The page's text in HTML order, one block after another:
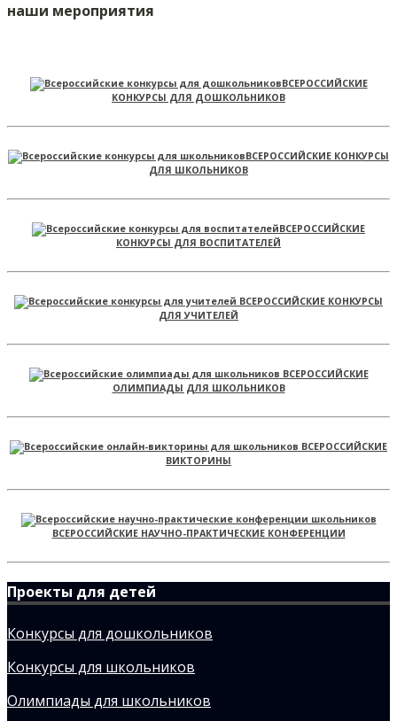
наши мероприятия
ВСЕРОССИЙСКИЕ
КОНКУРСЫ ДЛЯ ДОШКОЛЬНИКОВ
ВСЕРОССИЙСКИЕ КОНКУРСЫ
ДЛЯ ШКОЛЬНИКОВ
ВСЕРОССИЙСКИЕ
КОНКУРСЫ ДЛЯ ВОСПИТАТЕЛЕЙ
ВСЕРОССИЙСКИЕ КОНКУРСЫ
ДЛЯ УЧИТЕЛЕЙ
ВСЕРОССИЙСКИЕ
ОЛИМПИАДЫ ДЛЯ ШКОЛЬНИКОВ
ВСЕРОССИЙСКИЕ
ВИКТОРИНЫ
ВСЕРОССИЙСКИЕ НАУЧНО-ПРАКТИЧЕСКИЕ КОНФЕРЕНЦИИ
Проекты для детей
Конкурсы для дошкольников
Конкурсы для школьников
Олимпиады для школьников